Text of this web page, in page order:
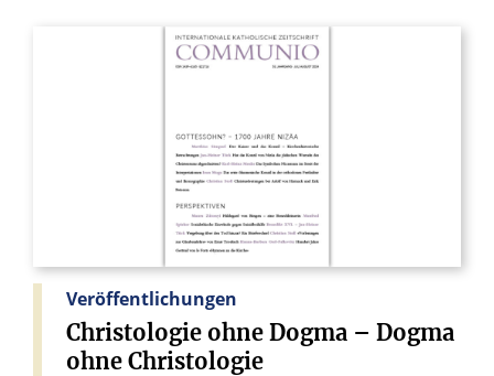
Veröffentlichungen
Christologie ohne Dogma – Dogma
ohne Christologie